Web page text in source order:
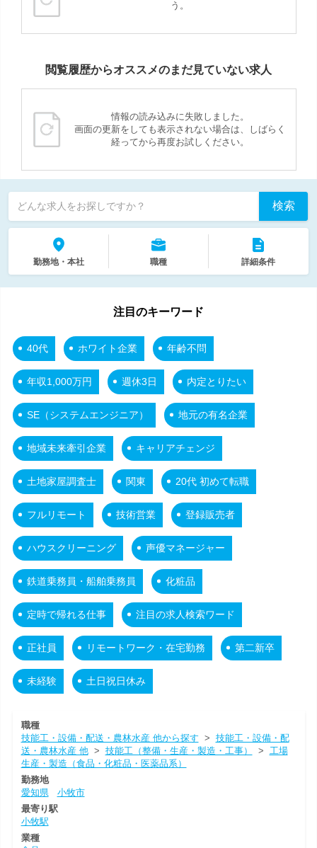
う。
閲覧履歴からオススメのまだ見ていない求人
情報の読み込みに失敗しました。
画面の更新をしても表示されない場合は、しばらく
経ってから再度お試しください。
どんな求人をお探しですか？ 検索
勤務地・本社 職種 詳細条件
注目のキーワード
40代 ホワイト企業 年齢不問
年収1,000万円 週休3日 内定とりたい
SE（システムエンジニア） 地元の有名企業
地域未来牽引企業 キャリアチェンジ
土地家屋調査士 関東 20代 初めて転職
フルリモート 技術営業 登録販売者
ハウスクリーニング 声優マネージャー
鉄道乗務員・船舶乗務員 化粧品
定時で帰れる仕事 注目の求人検索ワード
正社員 リモートワーク・在宅勤務 第二新卒
未経験 土日祝日休み
職種
技能工・設備・配送・農林水産 他から探す > 技能工・設備・配
送・農林水産 他> 技能工（整備・生産・製造・工事） > 工場
生産・製造（食品・化粧品・医薬品系）
勤務地
愛知県
小牧市
最寄り駅
小牧駅
業種